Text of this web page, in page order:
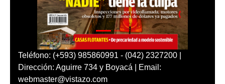
Teléfono: (+593) 985860991 - (042) 2327200 |
Dirección: Aguirre 734 y Boyacá | Email:
webmaster@vistazo.com